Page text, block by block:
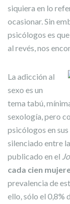
siquiera en lo
ocasionar. Sin
psicólogos es
al revés, nos
La adicción al
sexo es un
tema tabú,
sexología, pero
psicólogos en
silenciado entre
publicado en el
cada cien
prevalencia de
ello, sólo el 0,8%